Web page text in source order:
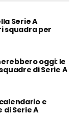
Serie A
squadra per
oggi: le
di Serie A
e
Serie A